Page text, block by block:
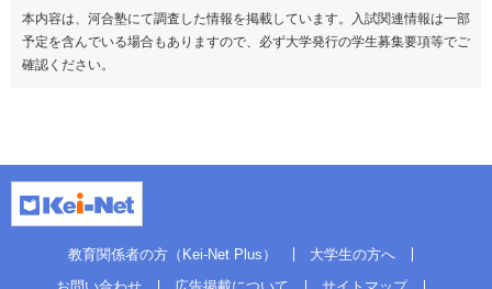
本内容は、河合塾にて調査した情報を掲載しています。入試関連情報は一部
予定を含んでいる場合もありますので、必ず大学発行の学生募集要項等でご
確認ください。
教育関係者の方（Kei-Net Plus）
大学生の方へ